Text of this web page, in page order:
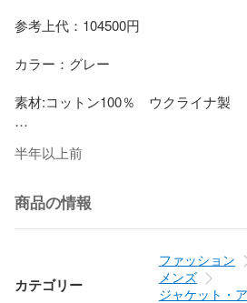
参考上代：104500円
カラー：グレー
素材:コットン100％　ウクライナ製
詳細：(約) 肩幅43cm 身幅62cm 着丈
付属品：画像参照
管理番号：92391A5
半年以上前
商品の情報
カテゴリー
ファッション
メンズ
ジャケット・